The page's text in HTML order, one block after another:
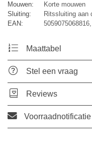
Mouwen:
Korte mouwen
Sluiting:
Ritssluiting aan
EAN:
Maattabel
Stel een vraag
Reviews
Voorraadnotificatie